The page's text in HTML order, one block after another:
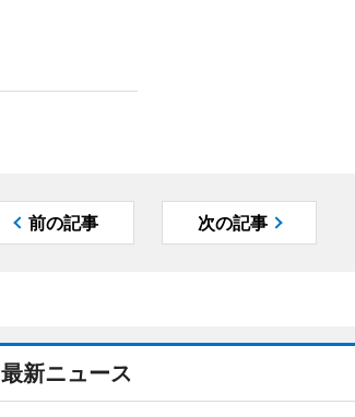
前の記事 次の記事
最新ニュース